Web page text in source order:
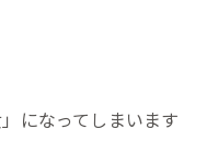
になってしまいます